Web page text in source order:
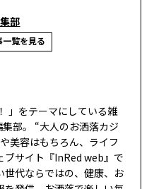
部
一覧を見る
」をテーマにしている雑
部。 “大人のお洒落カジ
美容はもちろん、ライフ
ブサイト『InRed web』で
世代ならではの、健康、お